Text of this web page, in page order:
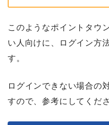
このようなポイントタウ
い人向けに、ログイン方
す。
ログインできない場合の
すので、参考にしてくださ